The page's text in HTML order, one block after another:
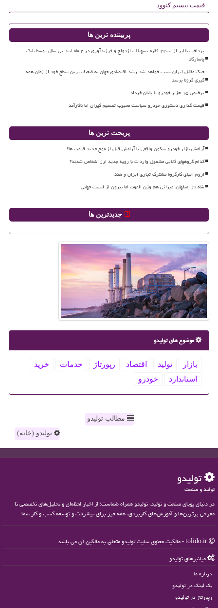
قیمت بیسیم کنوود
پربیننده ترین ها
پرداخت بالاتر از ۲۲۰۰ فقره تسهیلات ازدواج و فرزندآوری در ۲ ماه ابتدایی سال توسط بانک
پاسارگاد
جنگ مقابل ایران سبب خواهد شد رشد اقتصادی جهان به ضعیف ترین سطح خود از زمان همه
گیری کرونا برسد
ترخیص ۱۵ هزار خودرو تا پایان خرداد
قیمت گذاری دستوری خودرو سیاست محبوب تصمیم گیران اما ناکارآمد
پربحث ترین ها
آرامش بازار خودرو سکون واقعی یا آرامش قبل از موج جدید قیمت ها؟
کدام گروههای کالایی مشمول واردات با رویه جدید ارز اشخاص شدند؟
لزوم احیای کارگروه مشترک تجاری ایران و هند
شاه دژ اصفهان، میراثی هم وزن الموت اما بیرون از لیست جهانی
جدیدترین ها
موضوع های تولیدو
بازار تولید اقتصاد رپورتاژ خدمات
خرید
استاندارد
خودرو
مطالب تولیدو
تولیدو (خانه)
تولیدو
تولید و صنعت
در دنیای پویای صنعت و تولید، تولیدو همراه شماست؛ از اخبار لحظه‌ای و تحلیل‌های تخصصی تا
معرفی برترین‌ها و آموزش‌های کاربردی، همه چیز برای پیشرفت و توسعه کسب و کار شما
میانبرهای تولیدو
درباره ما
بک لینک در تولیدو
رپورتاژ در تولیدو